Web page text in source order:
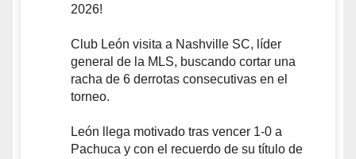
2026!
Club León visita a Nashville SC, líder
general de la MLS, buscando cortar una
racha de 6 derrotas consecutivas en el
torneo.
León llega motivado tras vencer 1-0 a
Pachuca y con el recuerdo de su título de